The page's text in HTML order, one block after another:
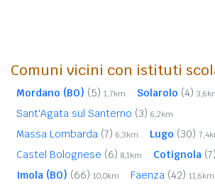
Comuni vicini con istituti
Mordano (BO) (5) 1,7km Solarolo (4)
Sant'Agata sul Santerno (3) 6,2km
Massa Lombarda (7) 6,3km Lugo (30)
Castel Bolognese (6) 8,1km Cotignola (7)
Imola (BO) (66) 10,0km Faenza (42) 11,6km